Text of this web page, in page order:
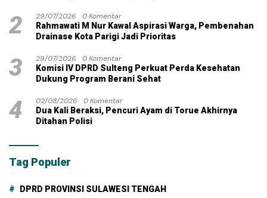
2 29/07/2026
0 Komentar
Rahmawati M Nur Kawal Aspirasi Warga, Pembenahan
Drainase Kota Parigi Jadi Prioritas
3 29/07/2026
0 Komentar
Komisi IV DPRD Sulteng Perkuat Perda Kesehatan
Dukung Program Berani Sehat
4 02/08/2026
0 Komentar
Dua Kali Beraksi, Pencuri Ayam di Torue Akhirnya
Ditahan Polisi
Tag Populer
DPRD PROVINSI SULAWESI TENGAH